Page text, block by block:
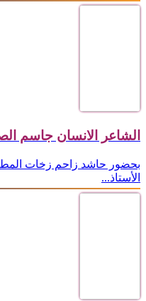
الشاعر الانسان جاسم
بحضور حاشد زاحم زخات المطر
الأستاذ...